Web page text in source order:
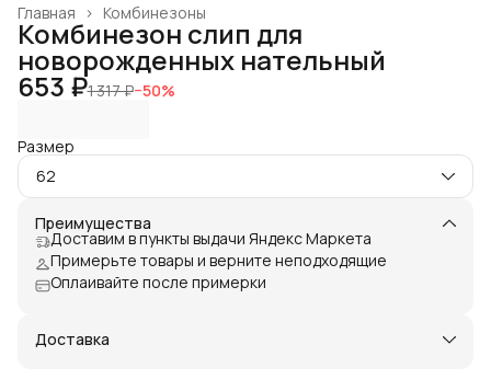
Комбинезоны
Главная ›
Комбинезон слип для
новорожденных нательный
653 ₽1 317 ₽−50%
Размер
62
Преимущества
Доставим в пункты выдачи Яндекс Маркета
Примерьте товары и верните неподходящие
Оплаивайте после примерки
Доставка